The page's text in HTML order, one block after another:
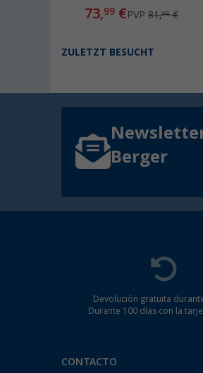
73,99 €PVP81,95€
ZULETZT BESUCHT
Berger
Devolución gratuita
Durante 100 días con la
CONTACTO